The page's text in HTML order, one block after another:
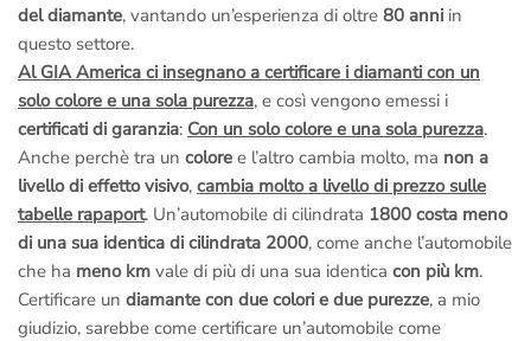
del diamante, vantando un’esperienza di oltre 80 anni in
questo settore.
Al GIA America ci insegnano a certificare i diamanti con un
solo colore e una sola purezza, e così vengono emessi i
certificati di garanzia: Con un solo colore e una sola purezza.
Anche perchè tra un colore e l’altro cambia molto, ma non a
livello di effetto visivo, cambia molto a livello di prezzo sulle
tabelle rapaport. Un’automobile di cilindrata 1800 costa meno
di una sua identica di cilindrata 2000, come anche l’automobile
che ha meno km vale di più di una sua identica con più km.
Certificare un diamante con due colori e due purezze, a mio
giudizio, sarebbe come certificare un’automobile come